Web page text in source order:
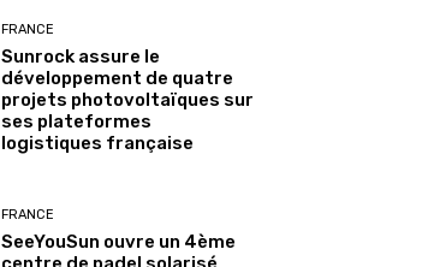
FRANCE
Sunrock assure le
développement de quatre
projets photovoltaïques sur
ses plateformes
logistiques française
FRANCE
SeeYouSun ouvre un 4ème